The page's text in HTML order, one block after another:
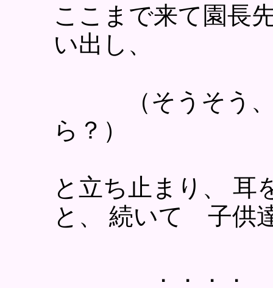
ここまで来て園長
い出し、
（そうそう、
ら？）
と立ち止まり、 耳
と、 続いて 子供
．．．．